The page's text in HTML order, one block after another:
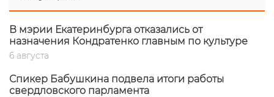
В мэрии Екатеринбурга отказались от
назначения Кондратенко главным по культуре
6 августа
Спикер Бабушкина подвела итоги работы
свердловского парламента